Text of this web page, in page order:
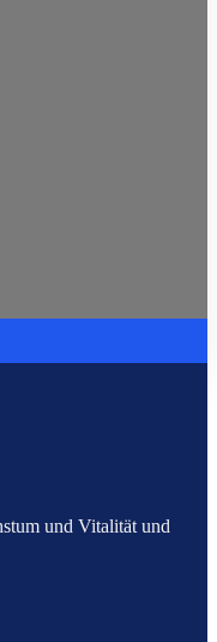
und Vitalität und